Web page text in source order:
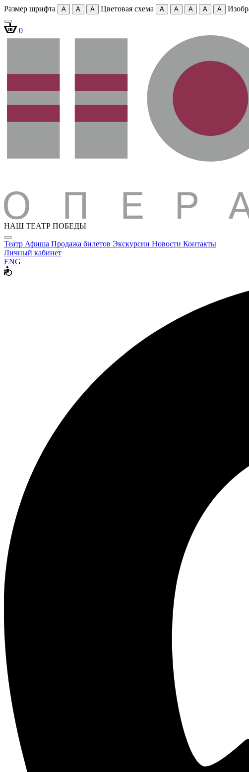
Размер шрифта A A A Цветовая схема A A A A A
0
НАШ ТЕАТР ПОБЕДЫ
Театр Афиша Продажа билетов Экскурсии Новости Контакты
Личный кабинет
ENG